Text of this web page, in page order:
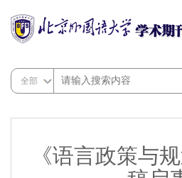
全部
《语言政策与